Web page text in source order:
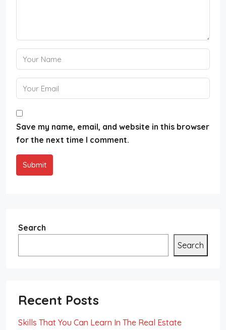
Save my name, email, and website in this browser
for the next time I comment.
Submit
Search
Search
Recent Posts
Skills That You Can Learn In The Real Estate